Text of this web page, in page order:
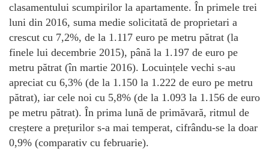
clasamentului scumpirilor la apartamente. În primele trei
luni din 2016, suma medie solicitată de proprietari a
crescut cu 7,2%, de la 1.117 euro pe metru pătrat (la
finele lui decembrie 2015), până la 1.197 de euro pe
metru pătrat (în martie 2016). Locuințele vechi s-au
apreciat cu 6,3% (de la 1.150 la 1.222 de euro pe metru
pătrat), iar cele noi cu 5,8% (de la 1.093 la 1.156 de euro
pe metru pătrat). În prima lună de primăvară, ritmul de
creștere a prețurilor s-a mai temperat, cifrându-se la doar
0,9% (comparativ cu februarie).